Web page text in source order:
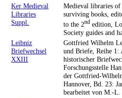
Ker Medieval
Libraries
Suppl.
Medieval libraries
surviving books,
to the 2nd edition,
Society guides and
Leibniz
Briefwechsel
XXIII
Gottfried Wilhelm
und Briefe, Reihe 1:
historischer
Forschungsstelle
der Gottfried-
Hannover, Bd. 23:
bearbeitet von M.-